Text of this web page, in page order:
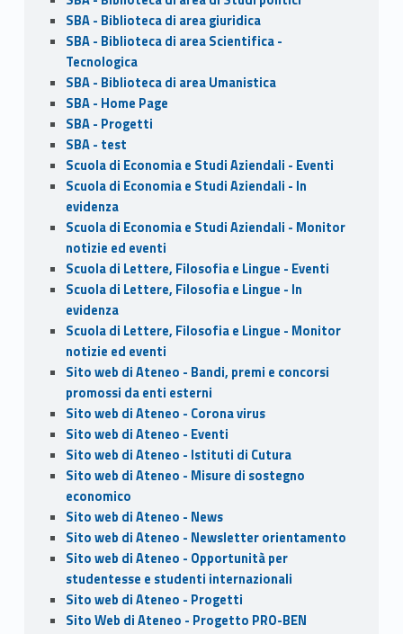
SBA - Biblioteca di area giuridica
SBA - Biblioteca di area Scientifica -
Tecnologica
SBA - Biblioteca di area Umanistica
SBA - Home Page
SBA - Progetti
SBA - test
Scuola di Economia e Studi Aziendali - Eventi
Scuola di Economia e Studi Aziendali - In
evidenza
Scuola di Economia e Studi Aziendali - Monitor
notizie ed eventi
Scuola di Lettere, Filosofia e Lingue - Eventi
Scuola di Lettere, Filosofia e Lingue - In
evidenza
Scuola di Lettere, Filosofia e Lingue - Monitor
notizie ed eventi
Sito web di Ateneo - Bandi, premi e concorsi
promossi da enti esterni
Sito web di Ateneo - Corona virus
Sito web di Ateneo - Eventi
Sito web di Ateneo - Istituti di Cutura
Sito web di Ateneo - Misure di sostegno
economico
Sito web di Ateneo - News
Sito web di Ateneo - Newsletter orientamento
Sito web di Ateneo - Opportunità per
studentesse e studenti internazionali
Sito web di Ateneo - Progetti
Sito Web di Ateneo - Progetto PRO-BEN